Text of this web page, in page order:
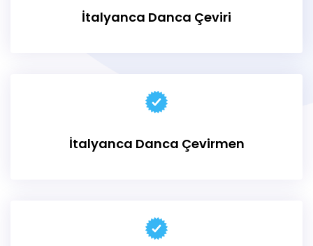
İtalyanca Danca Çeviri
İtalyanca Danca Çevirmen